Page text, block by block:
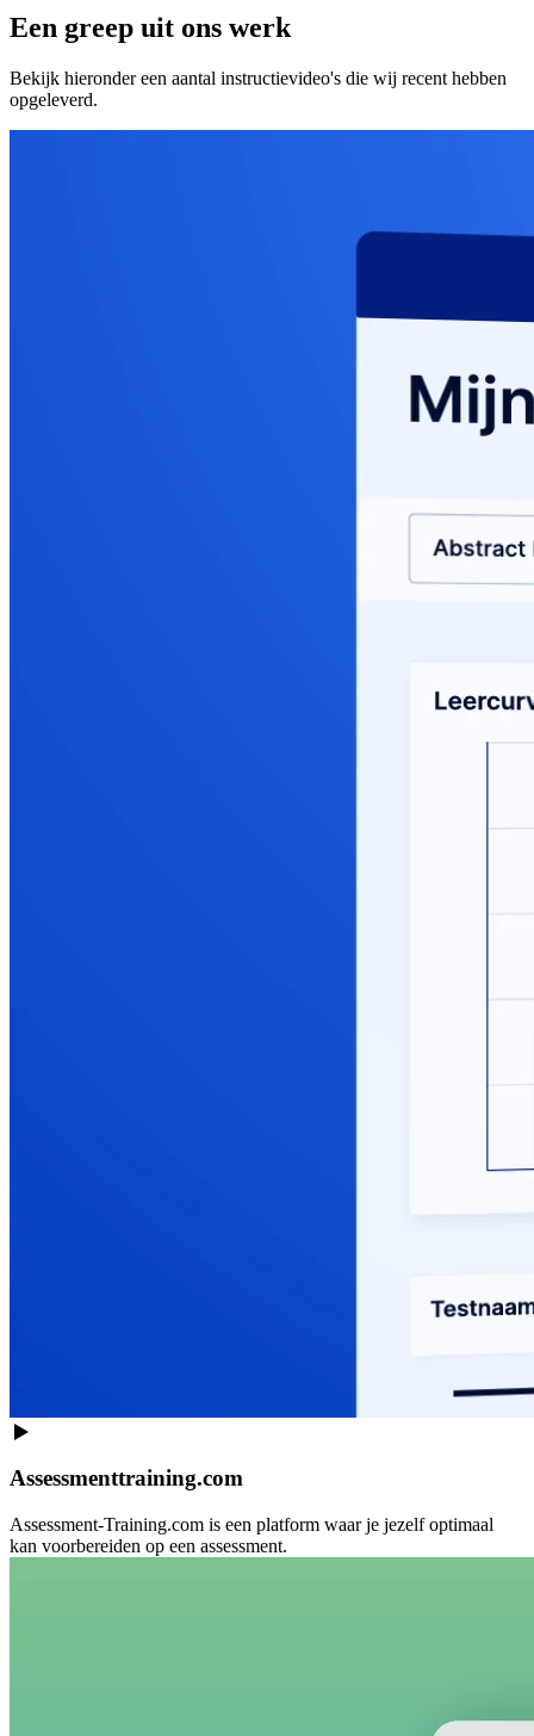
Een greep uit ons werk
Bekijk hieronder een aantal instructievideo's die wij recent hebben
opgeleverd.
Assessmenttraining.com
Assessment-Training.com is een platform waar je jezelf optimaal
kan voorbereiden op een assessment.